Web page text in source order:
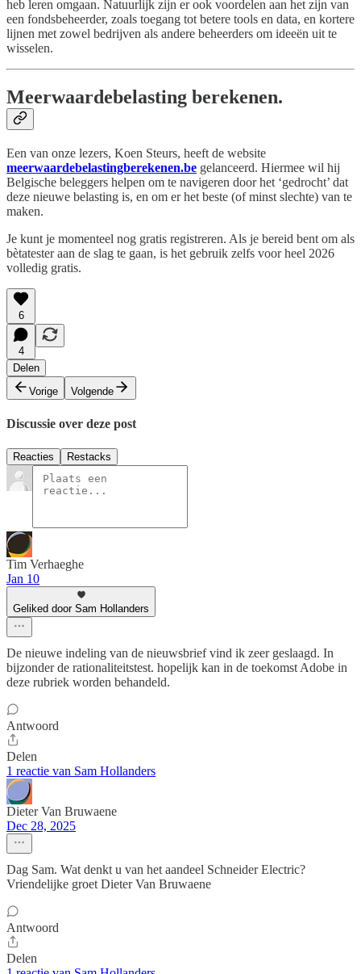
heb leren omgaan. Natuurlijk zijn er ook voordelen aan het zijn van
een fondsbeheerder, zoals toegang tot betere tools en data, en kortere
lijnen met zowel bedrijven als andere beheerders om ideeën uit te
wisselen.
Meerwaardebelasting berekenen.
Een van onze lezers, Koen Steurs, heeft de website
meerwaardebelastingberekenen.be gelanceerd. Hiermee wil hij
Belgische beleggers helpen om te navigeren door het ‘gedrocht’ dat
deze nieuwe belasting is, en om er het beste (of minst slechte) van te
maken.
Je kunt je momenteel nog gratis registreren. Als je bereid bent om als
bètatester aan de slag te gaan, is het gebruik zelfs voor heel 2026
volledig gratis.
6
4
Delen
Vorige
Volgende
Discussie over deze post
Reacties Restacks
Tim Verhaeghe
Jan 10
Geliked door Sam Hollanders
De nieuwe indeling van de nieuwsbrief vind ik zeer geslaagd. In
bijzonder de rationaliteitstest. hopelijk kan in de toekomst Adobe in
deze rubriek worden behandeld.
Antwoord
Delen
1 reactie van Sam Hollanders
Dieter Van Bruwaene
Dec 28, 2025
Dag Sam. Wat denkt u van het aandeel Schneider Electric?
Vriendelijke groet Dieter Van Bruwaene
Antwoord
Delen